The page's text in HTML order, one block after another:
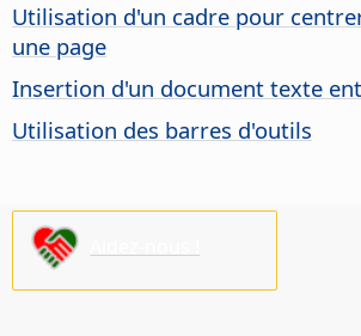
Utilisation d'un cadre pour
une page
Insertion d'un document texte
Utilisation des barres d'outils